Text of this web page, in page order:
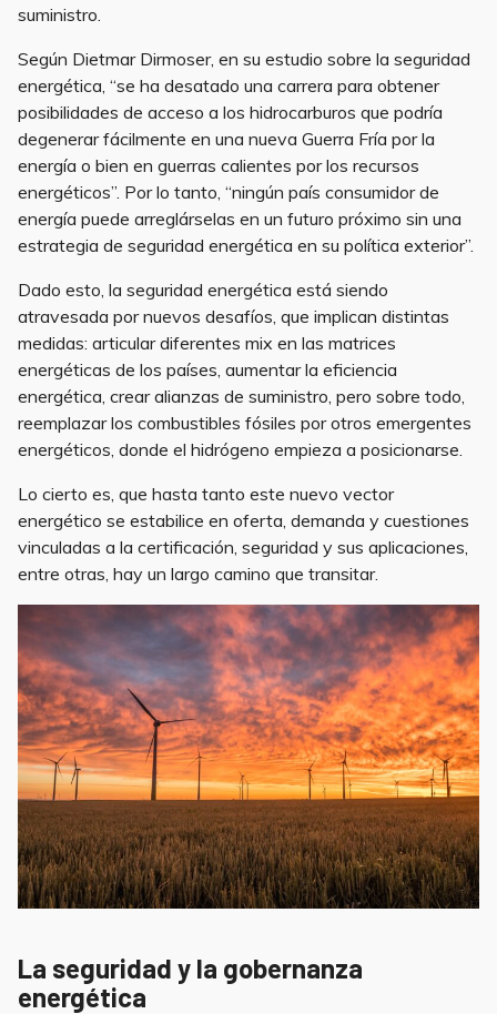
suministro.
Según Dietmar Dirmoser, en su estudio sobre la seguridad
energética, “se ha desatado una carrera para obtener
posibilidades de acceso a los hidrocarburos que podría
degenerar fácilmente en una nueva Guerra Fría por la
energía o bien en guerras calientes por los recursos
energéticos”. Por lo tanto, “ningún país consumidor de
energía puede arreglárselas en un futuro próximo sin una
estrategia de seguridad energética en su política exterior”.
Dado esto, la seguridad energética está siendo
atravesada por nuevos desafíos, que implican distintas
medidas: articular diferentes mix en las matrices
energéticas de los países, aumentar la eficiencia
energética, crear alianzas de suministro, pero sobre todo,
reemplazar los combustibles fósiles por otros emergentes
energéticos, donde el hidrógeno empieza a posicionarse.
Lo cierto es, que hasta tanto este nuevo vector
energético se estabilice en oferta, demanda y cuestiones
vinculadas a la certificación, seguridad y sus aplicaciones,
entre otras, hay un largo camino que transitar.
La seguridad y la gobernanza
energética